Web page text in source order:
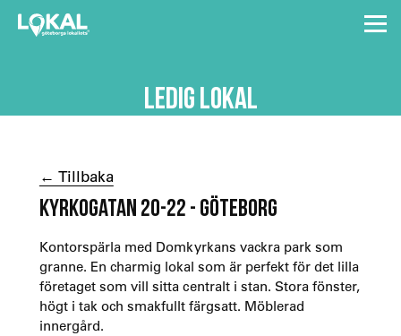
LEDIG LOKAL
← Tillbaka
KYRKOGATAN 20-22 - GÖTEBORG
Kontorspärla med Domkyrkans vackra park som
granne. En charmig lokal som är perfekt för det lilla
företaget som vill sitta centralt i stan. Stora fönster,
högt i tak och smakfullt färgsatt. Möblerad
innergård.